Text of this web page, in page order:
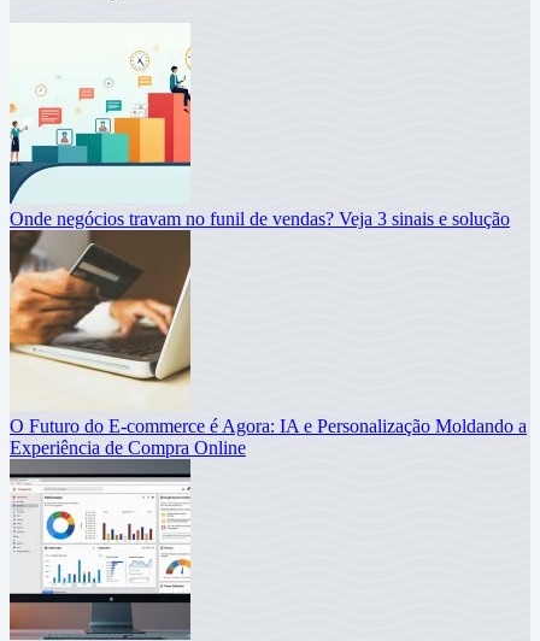
Onde negócios travam no funil de vendas? Veja 3 sinais e solução
O Futuro do E-commerce é Agora: IA e Personalização Moldando a
Experiência de Compra Online